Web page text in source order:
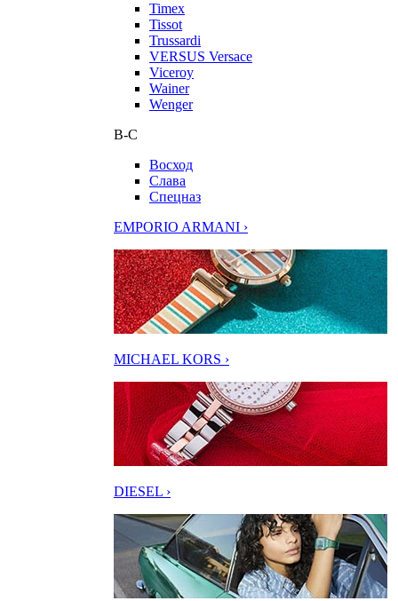
Timex
Tissot
Trussardi
VERSUS Versace
Viceroy
Wainer
Wenger
В-С
Восход
Слава
Спецназ
EMPORIO ARMANI ›
MICHAEL KORS ›
DIESEL ›